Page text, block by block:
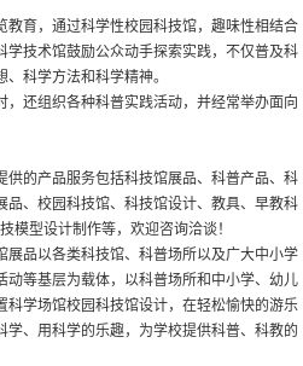
教育，通过科学性校园科技馆，趣味性相结合
技术馆鼓励公众动手探索实践，不仅普及科
科学方法和科学精神。
，还组织各种科普实践活动，并经常举办面向
供的产品服务包括科技馆展品、科普产品、科
、 校园科技馆、科技馆设计、教具、早教科
模型设计制作等，欢迎咨询洽谈！
展品以各类科技馆、科普场所以及广大中小学
等基层为载体，以科普场所和中小学、幼儿
科学场馆校园科技馆设计，在轻松愉快的游乐
、用科学的乐趣，为学校提供科普、科教的